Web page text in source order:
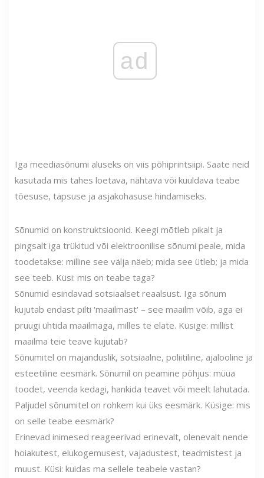
ad
Iga meediasõnumi aluseks on viis põhiprintsiipi. Saate neid
kasutada mis tahes loetava, nähtava või kuuldava teabe
tõesuse, täpsuse ja asjakohasuse hindamiseks.
Sõnumid on konstruktsioonid. Keegi mõtleb pikalt ja
pingsalt iga trükitud või elektroonilise sõnumi peale, mida
toodetakse: milline see välja näeb; mida see ütleb; ja mida
see teeb. Küsi: mis on teabe taga?
Sõnumid esindavad sotsiaalset reaalsust. Iga sõnum
kujutab endast pilti 'maailmast' – see maailm võib, aga ei
pruugi ühtida maailmaga, milles te elate. Küsige: millist
maailma teie teave kujutab?
Sõnumitel on majanduslik, sotsiaalne, poliitiline, ajalooline ja
esteetiline eesmärk. Sõnumil on peamine põhjus: müüa
toodet, veenda kedagi, hankida teavet või meelt lahutada.
Paljudel sõnumitel on rohkem kui üks eesmärk. Küsige: mis
on selle teabe eesmärk?
Erinevad inimesed reageerivad erinevalt, olenevalt nende
hoiakutest, elukogemusest, vajadustest, teadmistest ja
muust. Küsi: kuidas ma sellele teabele vastan?